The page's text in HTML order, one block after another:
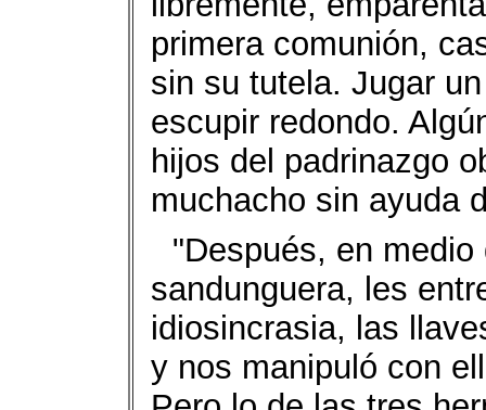
primera comunión,
sin su tutela. Jugar
escupir redondo.
hijos del padrinazgo
muchacho sin ayuda
"Después, en
sandunguera, les
idiosincrasia, las
y nos manipuló con